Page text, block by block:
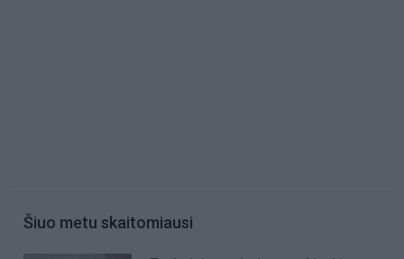
Šiuo metu skaitomiausi